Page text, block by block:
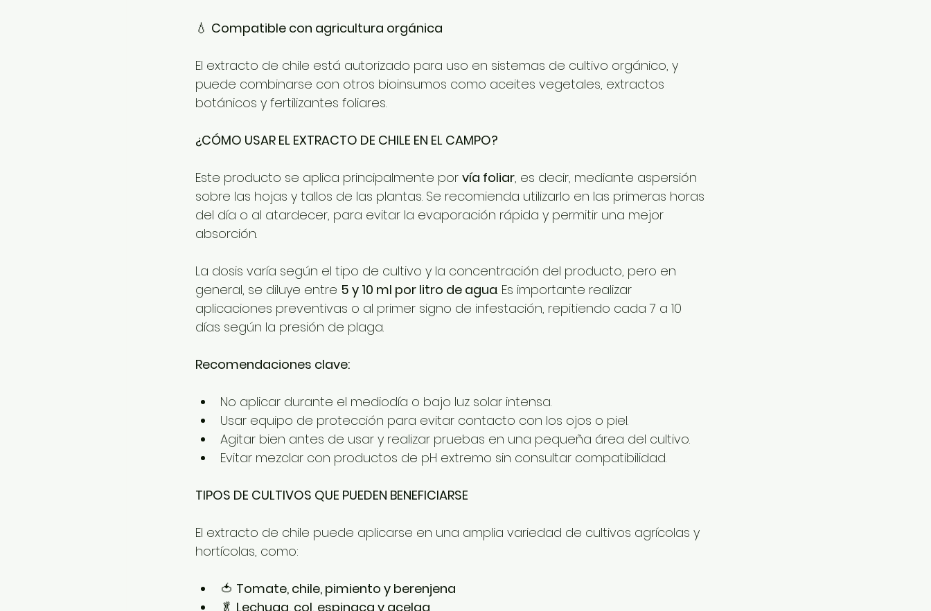
💧 Compatible con agricultura orgánica
El extracto de chile está autorizado para uso en sistemas de cultivo orgánico, y
puede combinarse con otros bioinsumos como aceites vegetales, extractos
botánicos y fertilizantes foliares.
¿CÓMO USAR EL EXTRACTO DE CHILE EN EL CAMPO?
Este producto se aplica principalmente por vía foliar, es decir, mediante aspersión
sobre las hojas y tallos de las plantas. Se recomienda utilizarlo en las primeras horas
del día o al atardecer, para evitar la evaporación rápida y permitir una mejor
absorción.
La dosis varía según el tipo de cultivo y la concentración del producto, pero en
general, se diluye entre 5 y 10 ml por litro de agua. Es importante realizar
aplicaciones preventivas o al primer signo de infestación, repitiendo cada 7 a 10
días según la presión de plaga.
Recomendaciones clave:
No aplicar durante el mediodía o bajo luz solar intensa.
Usar equipo de protección para evitar contacto con los ojos o piel.
Agitar bien antes de usar y realizar pruebas en una pequeña área del cultivo.
Evitar mezclar con productos de pH extremo sin consultar compatibilidad.
TIPOS DE CULTIVOS QUE PUEDEN BENEFICIARSE
El extracto de chile puede aplicarse en una amplia variedad de cultivos agrícolas y
hortícolas, como:
🍅 Tomate, chile, pimiento y berenjena
🥬 Lechuga, col, espinaca y acelga